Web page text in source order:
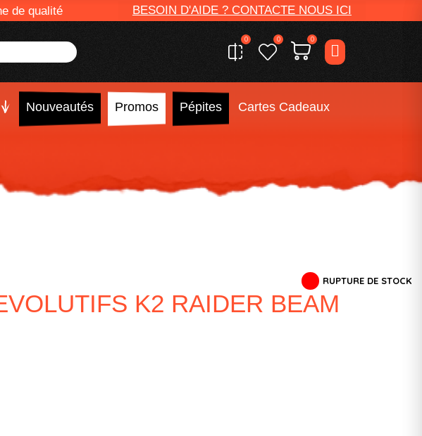
de qualité BESOIN D'AIDE ? CONTACTE NOUS ICI
0 0 0
Nouveautés Promos Pépites Cartes Cadeaux
RUPTURE DE STOCK
K2 RAIDER BEAM